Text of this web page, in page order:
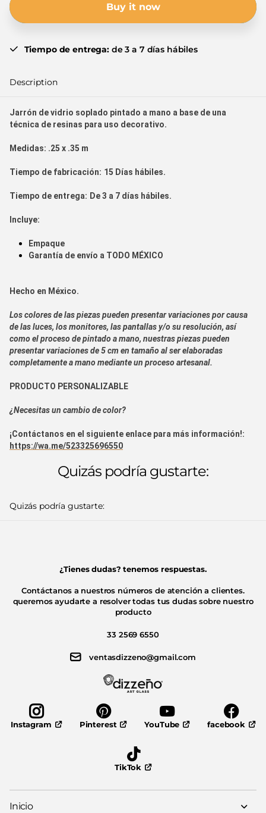
Buy it now
Tiempo de entrega: de 3 a 7 días hábiles
Description
Jarrón de vidrio soplado pintado a mano a base de una
técnica de resinas para uso decorativo.
Medidas: .25 x .35 m
Tiempo de fabricación: 15 Días hábiles.
Tiempo de entrega: De 3 a 7 días hábiles.
Incluye:
Empaque
Garantía de envío a TODO MÉXICO
Hecho en México.
Los colores de las piezas pueden presentar variaciones por causa
de las luces, los monitores, las pantallas y/o su resolución, así
como el proceso de pintado a mano, nuestras piezas pueden
presentar variaciones de 5 cm en tamaño al ser elaboradas
completamente a mano mediante un proceso artesanal.
PRODUCTO PERSONALIZABLE
¿Necesitas un cambio de color?
¡Contáctanos en el siguiente enlace para más información!:
https://wa.me/523325696550
Quizás podría gustarte:
Quizás podría gustarte:
¿Tienes dudas? tenemos respuestas.
Contáctanos a nuestros números de atención a clientes.
queremos ayudarte a resolver todas tus dudas sobre nuestro
producto
33 2569 6550
ventasdizzeno@gmail.com
Instagram Pinterest YouTube facebook
TikTok
Inicio